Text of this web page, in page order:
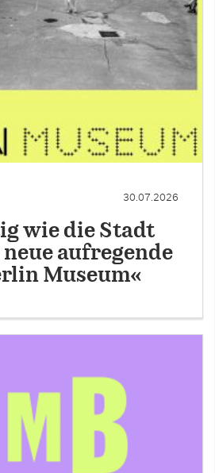
30.07.2026
wie die Stadt
neue aufregende
Museum«